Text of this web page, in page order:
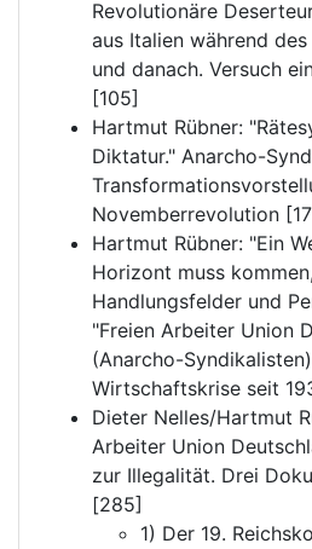
Revolutionäre
aus Italien während
und danach. Versuch
[105]
Hartmut Rübner:
Diktatur." Anarcho-
Novemberrevolution
Hartmut Rübner: "Ein
Horizont muss
Handlungsfelder und
"Freien Arbeiter Union
(Anarcho-
Wirtschaftskrise seit
Dieter Nelles/Hartmut
Arbeiter Union
zur Illegalität. Drei
[285]
1) Der 19.